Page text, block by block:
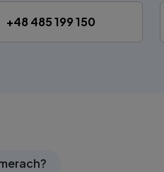
+48 485 199 150